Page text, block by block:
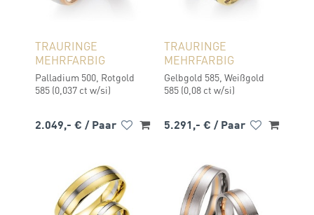
TRAURINGE
MEHRFARBIG
Palladium 500, Rotgold
585 (0,037 ct w/si)
2.049,- € / Paar
TRAURINGE
MEHRFARBIG
Gelbgold 585, Weißgold
585 (0,08 ct w/si)
5.291,- € / Paar